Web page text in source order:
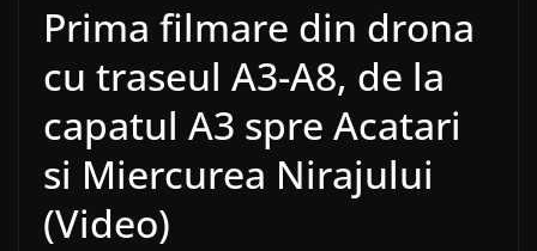
Prima filmare din drona
cu traseul A3-A8, de la
capatul A3 spre Acatari
si Miercurea Nirajului
(Video)